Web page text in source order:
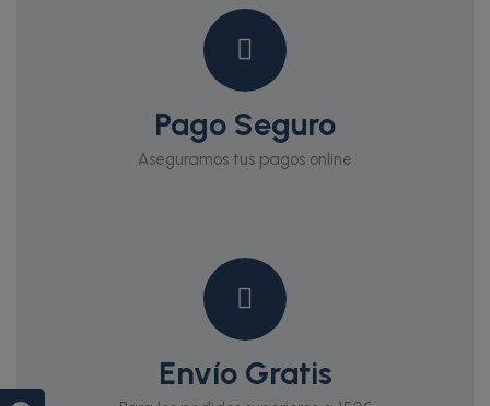
Pago Seguro
Aseguramos tus pagos online
Envío Gratis